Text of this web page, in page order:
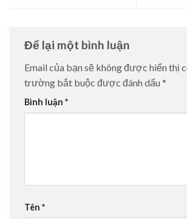
Để lại một bình luận
Email của bạn sẽ không được hiển thị
trường bắt buộc được đánh dấu *
Bình luận *
Tên *